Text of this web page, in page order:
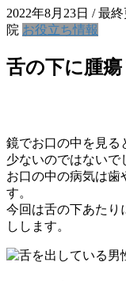
2022年8月23日 / 最
院 お役立ち情報
舌の下に腫
鏡でお口の中を見る
少ないのではないで
お口の中の病気は歯
す。
今回は舌の下あたり
しします。